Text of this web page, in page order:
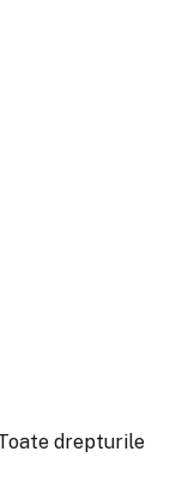
embed html
drepturile